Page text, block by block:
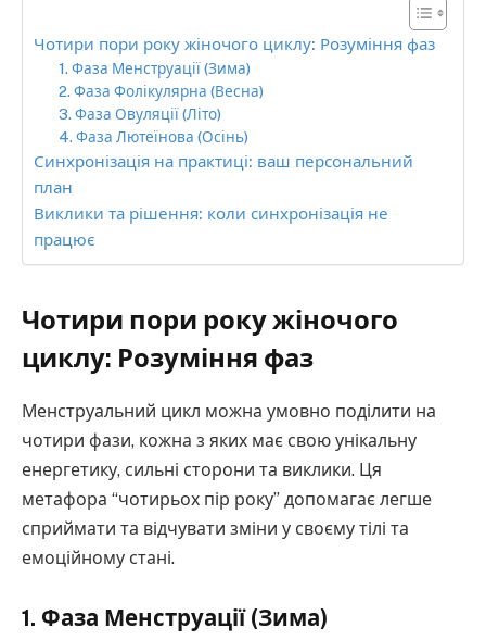
Чотири пори року жіночого циклу: Розуміння фаз
1. Фаза Менструації (Зима)
2. Фаза Фолікулярна (Весна)
3. Фаза Овуляції (Літо)
4. Фаза Лютеїнова (Осінь)
Синхронізація на практиці: ваш персональний
план
Виклики та рішення: коли синхронізація не
працює
Чотири пори року жіночого
циклу: Розуміння фаз
Менструальний цикл можна умовно поділити на
чотири фази, кожна з яких має свою унікальну
енергетику, сильні сторони та виклики. Ця
метафора “чотирьох пір року” допомагає легше
сприймати та відчувати зміни у своєму тілі та
емоційному стані.
1. Фаза Менструації (Зима)